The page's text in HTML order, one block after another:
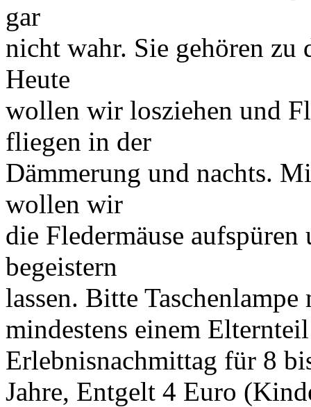
gar
nicht wahr. Sie gehören zu
Heute
wollen wir losziehen und
fliegen in der
Dämmerung und nachts.
wollen wir
die Fledermäuse
begeistern
lassen. Bitte
mindestens einem
Erlebnisnachmittag für 8
Jahre, Entgelt 4 Euro